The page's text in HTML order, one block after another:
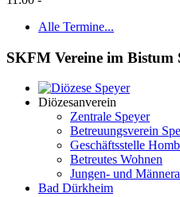
Alle Termine...
SKFM Vereine im Bistum
Diözesanverein
Zentrale Speyer
Betreuungsverein
Geschäftsstelle
Betreutes Wohnen
Jungen- und
Bad Dürkheim